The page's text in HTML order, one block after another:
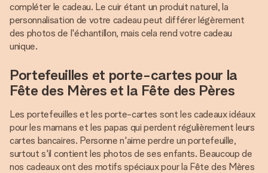
compléter le cadeau. Le cuir étant un produit naturel, la
personnalisation de votre cadeau peut différer légèrement
des photos de l'échantillon, mais cela rend votre cadeau
unique.
Portefeuilles et porte-cartes pour la
Fête des Mères et la Fête des Pères
Les portefeuilles et les porte-cartes sont les cadeaux idéaux
pour les mamans et les papas qui perdent régulièrement leurs
cartes bancaires. Personne n'aime perdre un portefeuille,
surtout s'il contient les photos de ses enfants. Beaucoup de
nos cadeaux ont des motifs spéciaux pour la Fête des Mères